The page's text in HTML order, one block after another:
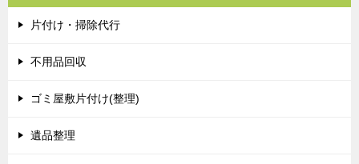
片付け・掃除代行
不用品回収
ゴミ屋敷片付け(整理)
遺品整理